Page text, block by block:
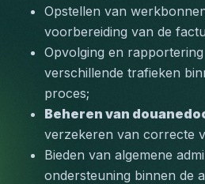
Opstellen van
voorbereiding van de
Opvolging en
verschillende trafieken
proces;
Beheren van
verzekeren van correcte
Bieden van algemene
ondersteuning binnen de